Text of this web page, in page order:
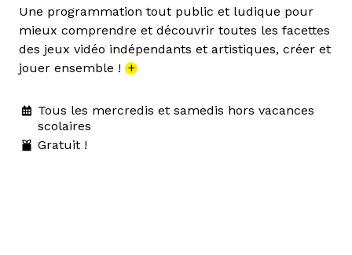
Une programmation tout public et ludique pour
mieux comprendre et découvrir toutes les facettes
des jeux vidéo indépendants et artistiques, créer et
jouer ensemble ! +
Tous les mercredis et samedis hors vacances
scolaires
Gratuit !